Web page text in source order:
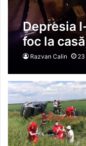
Depresia
foc la
încercat
Razvan Calin 23